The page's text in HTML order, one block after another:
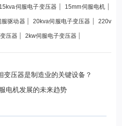
15kva伺服电子变压器 | 15mm伺服电机 |
驱动器|20kva伺服电子变压器 |220v
压器 | 2kw伺服电子变压器 |
变压器是制造业的关键设备？
电机发展的未来趋势